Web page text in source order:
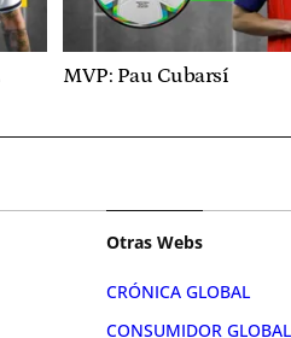
MVP: Pau Cubarsí
Otras Webs
CRÓNICA GLOBAL
CONSUMIDOR GLOBAL